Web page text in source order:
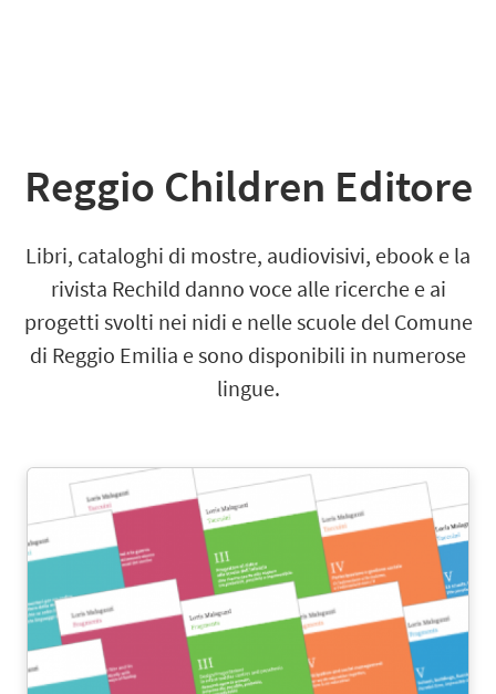
Reggio Children Editore
Libri, cataloghi di mostre, audiovisivi, ebook e la
rivista Rechild danno voce alle ricerche e ai
progetti svolti nei nidi e nelle scuole del Comune
di Reggio Emilia e sono disponibili in numerose
lingue.